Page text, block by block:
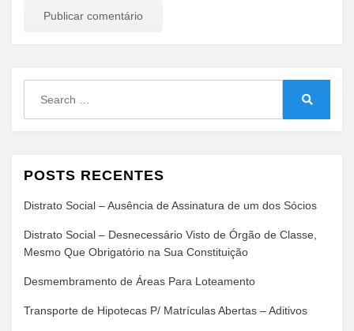
POSTS RECENTES
Distrato Social – Ausência de Assinatura de um dos Sócios
Distrato Social – Desnecessário Visto de Órgão de Classe,
Mesmo Que Obrigatório na Sua Constituição
Desmembramento de Áreas Para Loteamento
Transporte de Hipotecas P/ Matrículas Abertas – Aditivos